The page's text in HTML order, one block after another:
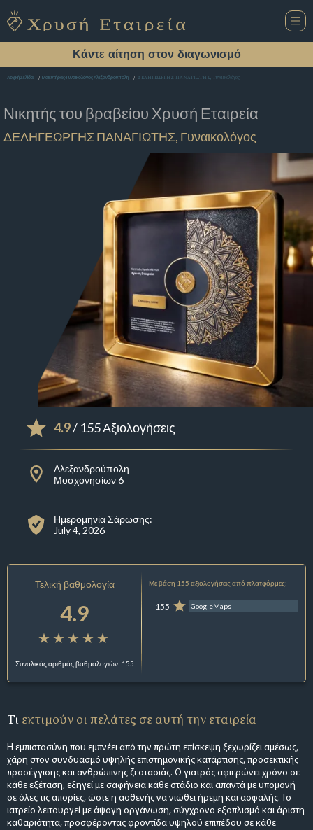
Κάντε αίτηση στον διαγωνισμό
Αρχική Σελίδα Μαιευτήρας-Γυναικολόγος Αλεξανδρούπολη ΔΕΛΗΓΕΩΡΓΗΣ ΠΑΝΑΓΙΩΤΗΣ, Γυναικολόγος
Νικητής του βραβείου Χρυσή Εταιρεία
ΔΕΛΗΓΕΩΡΓΗΣ ΠΑΝΑΓΙΩΤΗΣ, Γυναικολόγος
4.9/ 155 Αξιολογήσεις
Αλεξανδρούπολη
Μοσχονησίων 6
Ημερομηνία Σάρωσης:
July 4, 2026
Τελική βαθμολογία
4.9
Συνολικός αριθμός βαθμολογιών: 155
Με βάση 155 αξιολογήσεις από πλατφόρμες:
155 GoogleMaps
Τι εκτιμούν οι πελάτες σε αυτή την εταιρεία
Η εμπιστοσύνη που εμπνέει από την πρώτη επίσκεψη ξεχωρίζει αμέσως,
χάρη στον συνδυασμό υψηλής επιστημονικής κατάρτισης, προσεκτικής
προσέγγισης και ανθρώπινης ζεστασιάς. Ο γιατρός αφιερώνει χρόνο σε
κάθε εξέταση, εξηγεί με σαφήνεια κάθε στάδιο και απαντά με υπομονή
σε όλες τις απορίες, ώστε η ασθενής να νιώθει ήρεμη και ασφαλής. Το
ιατρείο λειτουργεί με άψογη οργάνωση, σύγχρονο εξοπλισμό και άριστη
καθαριότητα, προσφέροντας φροντίδα υψηλού επιπέδου σε κάθε